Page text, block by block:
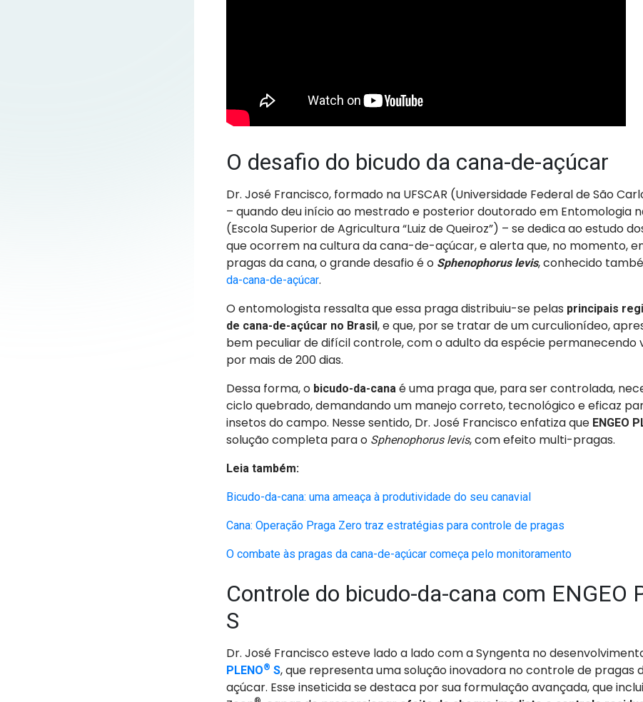
O desafio do bicudo da cana-de-açúcar
Dr. José Francisco, formado na UFSCAR (Universidade Federal de São
– quando deu início ao mestrado e posterior doutorado em Entomologia
(Escola Superior de Agricultura “Luiz de Queiroz”) – se dedica ao estudo
que ocorrem na cultura da cana-de-açúcar, e alerta que, no momento,
pragas da cana, o grande desafio é o Sphenophorus levis, conhecido
da-cana-de-açúcar.
O entomologista ressalta que essa praga distribuiu-se pelas principais
de cana-de-açúcar no Brasil, e que, por se tratar de um curculionídeo,
bem peculiar de difícil controle, com o adulto da espécie permanecendo
por mais de 200 dias.
Dessa forma, o bicudo-da-canaé uma praga que, para ser controlada,
ciclo quebrado, demandando um manejo correto, tecnológico e eficaz
insetos do campo. Nesse sentido, Dr. José Francisco enfatiza que ENGEO
solução completa para o Sphenophorus levis, com efeito multi-pragas.
Leia também:
Bicudo-da-cana: uma ameaça à produtividade do seu canavial
Cana: Operação Praga Zero traz estratégias para controle de pragas
O combate às pragas da cana-de-açúcar começa pelo monitoramento
Controle do bicudo-da-cana com ENGEO
S
Dr. José Francisco esteve lado a lado com a Syngenta no
PLENO® S, que representa uma solução inovadora no controle de pragas
açúcar. Esse inseticida se destaca por sua formulação avançada, que